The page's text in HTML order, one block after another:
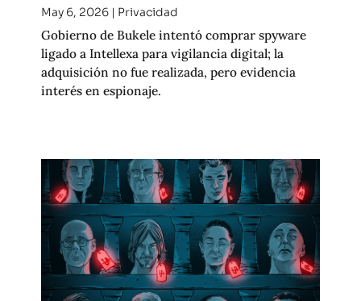
May 6, 2026| Privacidad
Gobierno de Bukele intentó comprar spyware
ligado a Intellexa para vigilancia digital; la
adquisición no fue realizada, pero evidencia
interés en espionaje.